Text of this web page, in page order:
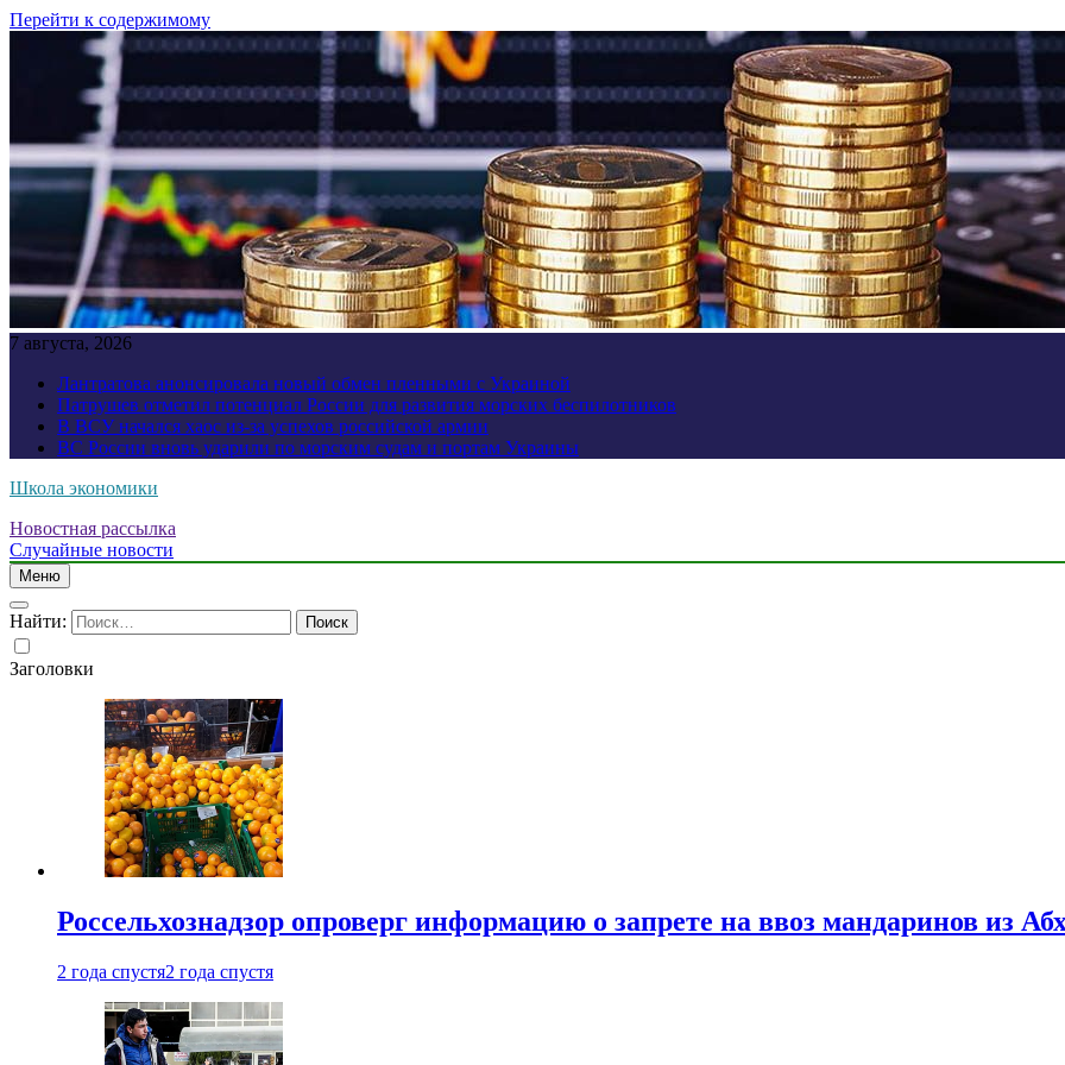
Перейти к содержимому
7 августа, 2026
Лантратова анонсировала новый обмен пленными с Украиной
Патрушев отметил потенциал России для развития морских беспилотников
В ВСУ начался хаос из-за успехов российской армии
ВС России вновь ударили по морским судам и портам Украины
Школа экономики
Новостная рассылка
Случайные новости
Меню
Найти:
Заголовки
Россельхознадзор опроверг информацию о запрете на ввоз мандаринов из
2 года спустя2 года спустя